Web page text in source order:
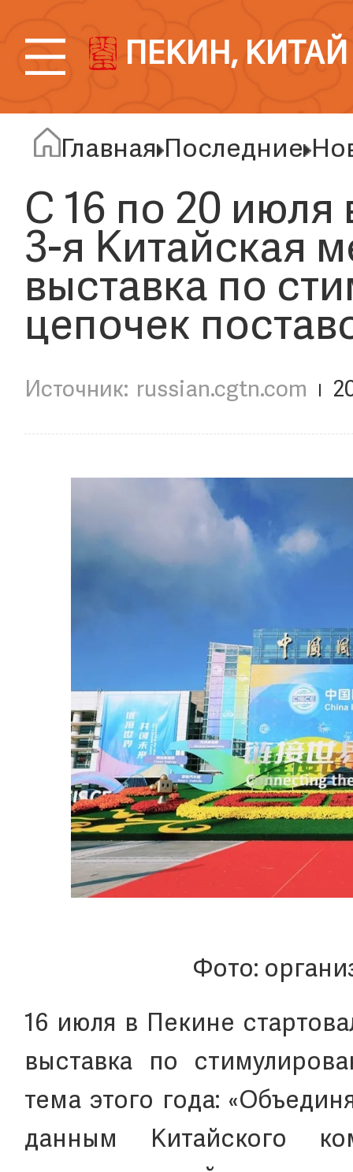
ПЕКИН, КИТАЙ
Главная Последние
С 16 по 20 июля
3-я Китайская
выставка по
цепочек
russian.cgtn.com
Фото:
16 июля в Пекине
выставка по
тема этого года:
данным Китайского